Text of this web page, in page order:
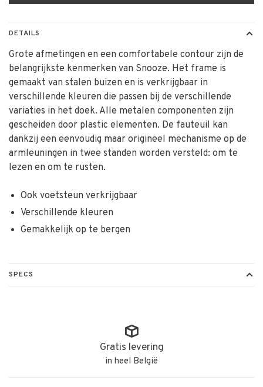
DETAILS
Grote afmetingen en een comfortabele contour zijn de
belangrijkste kenmerken van Snooze. Het frame is
gemaakt van stalen buizen en is verkrijgbaar in
verschillende kleuren die passen bij de verschillende
variaties in het doek. Alle metalen componenten zijn
gescheiden door plastic elementen. De fauteuil kan
dankzij een eenvoudig maar origineel mechanisme op de
armleuningen in twee standen worden versteld: om te
lezen en om te rusten.
Ook voetsteun verkrijgbaar
Verschillende kleuren
Gemakkelijk op te bergen
SPECS
Gratis levering
in heel België